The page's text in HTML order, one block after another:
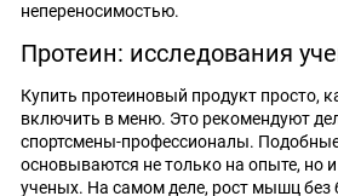
непереносимостью.
Протеин: исследования
Купить протеиновый продукт просто,
включить в меню. Это рекомендуют
спортсмены-профессионалы.
основываются не только на опыте, но
ученых. На самом деле, рост мышц без